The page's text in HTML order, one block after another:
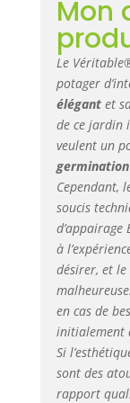
Mon
Le
potager
élégantet
de ce jardin
veulent un
Cependant,
soucis
à
désirer, et le
en cas de
initialement
Si
sont des
rapport